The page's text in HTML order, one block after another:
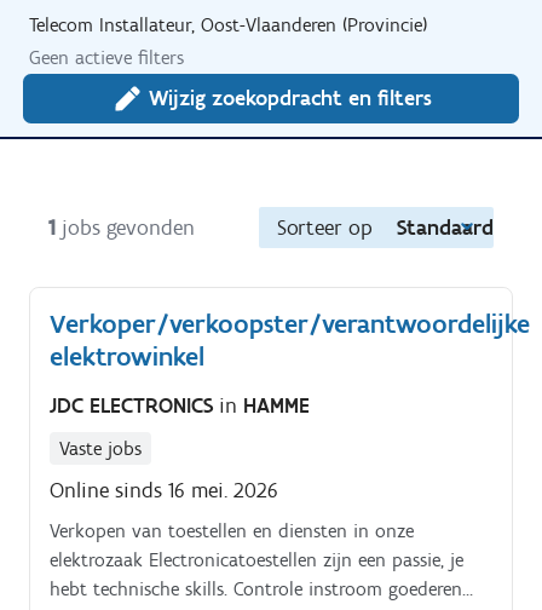
Telecom Installateur, Oost-Vlaanderen (Provincie)
Geen actieve filters
Wijzig zoekopdracht en filters
1 jobs gevonden Sorteer op Standaard
Verkoper/verkoopster/verantwoordelijke
elektrowinkel
JDC ELECTRONICS in HAMME
Vaste jobs
Online sinds 16 mei. 2026
Verkopen van toestellen en diensten in onze
elektrozaak Electronicatoestellen zijn een passie, je
hebt technische skills. Controle instroom goederen